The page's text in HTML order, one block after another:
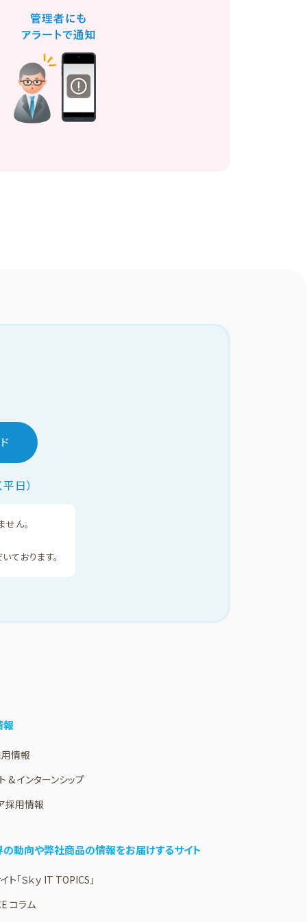
日）
ん。
ております。
報
情報
& インターンシップ
採用情報
動向や弊社商品の情報をお届けするサイト
ト「Ｓｋｙ IT TOPICS」
コラム